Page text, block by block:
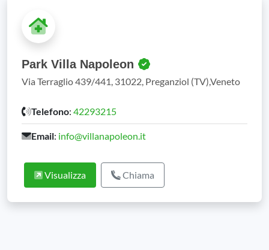
Park Villa Napoleon
Via Terraglio 439/441, 31022, Preganziol (TV),Veneto
Telefono: 42293215
Email: info@villanapoleon.it
Visualizza Chiama